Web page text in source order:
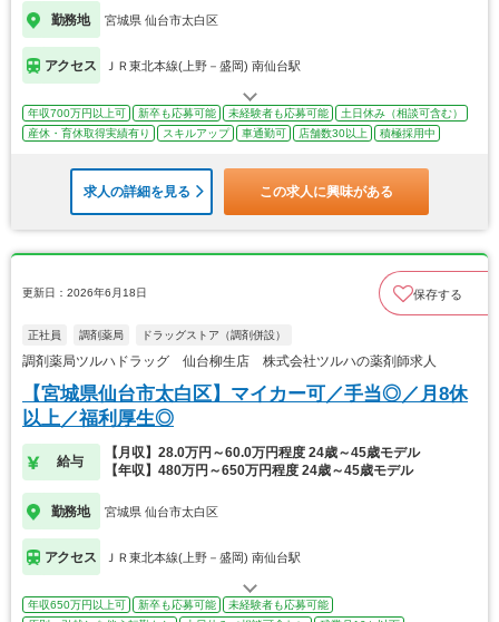
勤務地 宮城県 仙台市太白区
アクセス ＪＲ東北本線(上野－盛岡) 南仙台駅
年収700万円以上可 新卒も応募可能 未経験者も応募可能
土日休み（相談可含む）
産休・育休取得実績有り
スキルアップ 車通勤可 店舗数30以上 積極採用中
求人の詳細を見る この求人に興味がある
更新日：2026年6月18日 保存する
正社員 調剤薬局 ドラッグストア（調剤併設）
調剤薬局ツルハドラッグ 仙台柳生店 株式会社ツルハの薬剤師求人
【宮城県仙台市太白区】マイカー可／手当◎／月8休
以上／福利厚生◎
給与
【月収】28.0万円～60.0万円程度 24歳～45歳モデル
【年収】480万円～650万円程度 24歳～45歳モデル
勤務地 宮城県 仙台市太白区
アクセス ＪＲ東北本線(上野－盛岡) 南仙台駅
年収650万円以上可 新卒も応募可能
未経験者も応募可能